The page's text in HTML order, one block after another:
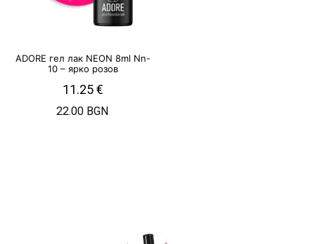
ADORE гел лак NEON 8ml Nn-
10 – ярко розов
11.25€
22.00 BGN